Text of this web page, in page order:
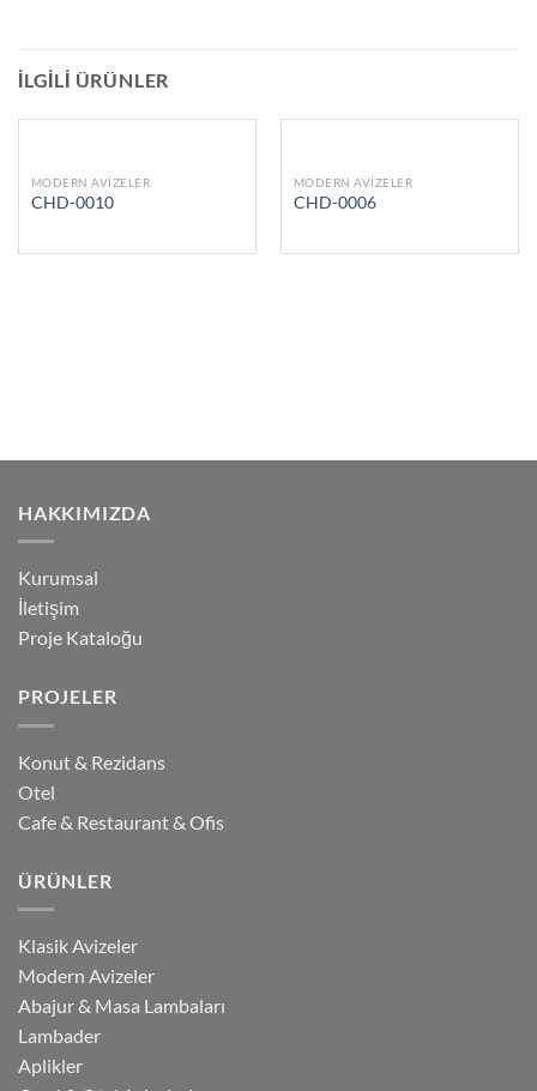
İLGILI ÜRÜNLER
MODERN AVIZELER
CHD-0010
MODERN AVIZELER
CHD-0006
HAKKIMIZDA
Kurumsal
İletişim
Proje Kataloğu
PROJELER
Konut & Rezidans
Otel
Cafe & Restaurant & Ofis
ÜRÜNLER
Klasik Avizeler
Modern Avizeler
Abajur & Masa Lambaları
Lambader
Aplikler